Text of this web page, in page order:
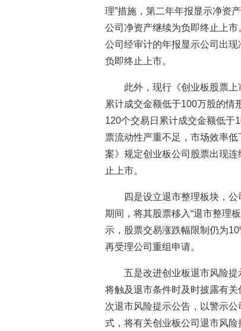
理”措施，第二年年报显示净资
公司净资产继续为负即终止上
公司经审计的年报显示公司出
负即终止上市。
此外，现行《创业板股票
累计成交金额低于100万股的情
120个交易日累计成交金额低于
票流动性严重不足，市场效率
案》规定创业板公司股票出现
止上市。
四是设立退市整理板块，
期间，将其股票移入“退市整理
示，股票交易涨跌幅限制仍为
再受理公司重组申请。
五是改进创业板退市风险提
将触及退市条件时及时披露有
次退市风险提示公告，以警示
式，将有关创业板公司退市风